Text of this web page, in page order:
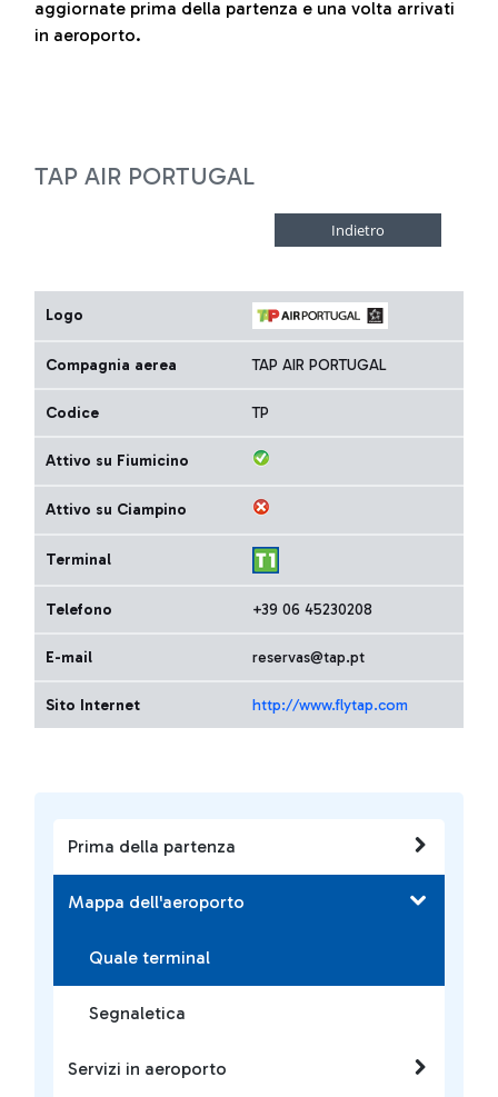
Prima della partenza
Mappa dell'aeroporto
Quale terminal
Segnaletica
Servizi in aeroporto
aggiornate prima della partenza e una volta arrivati
in aeroporto.
TAP AIR PORTUGAL
Logo
Compagnia aerea TAP AIR PORTUGAL
Codice TP
Attivo su Fiumicino
Attivo su Ciampino
Terminal
Telefono +39 06 45230208
E-mail reservas@tap.pt
Sito Internet http://www.flytap.com